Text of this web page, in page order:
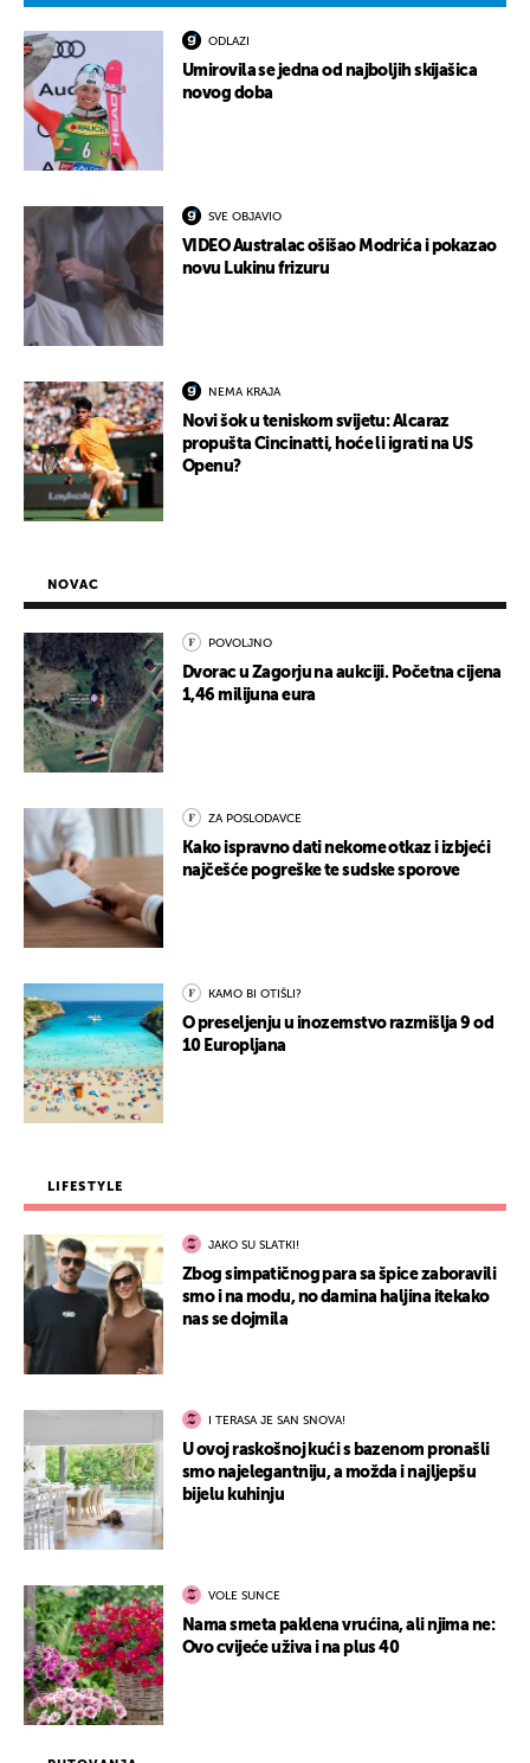
ODLAZI
Umirovila se jedna od najboljih skijašica
novog doba
SVE OBJAVIO
VIDEO Australac ošišao Modrića i pokazao
novu Lukinu frizuru
NEMA KRAJA
Novi šok u teniskom svijetu: Alcaraz
propušta Cincinatti, hoće li igrati na US
Openu?
NOVAC
POVOLJNO
Dvorac u Zagorju na aukciji. Početna cijena
1,46 milijuna eura
ZA POSLODAVCE
Kako ispravno dati nekome otkaz i izbjeći
najčešće pogreške te sudske sporove
KAMO BI OTIŠLI?
O preseljenju u inozemstvo razmišlja 9 od
10 Europljana
LIFESTYLE
JAKO SU SLATKI!
Zbog simpatičnog para sa špice zaboravili
smo i na modu, no damina haljina itekako
nas se dojmila
I TERASA JE SAN SNOVA!
U ovoj raskošnoj kući s bazenom pronašli
smo najelegantniju, a možda i najljepšu
bijelu kuhinju
VOLE SUNCE
Nama smeta paklena vrućina, ali njima ne:
Ovo cvijeće uživa i na plus 40